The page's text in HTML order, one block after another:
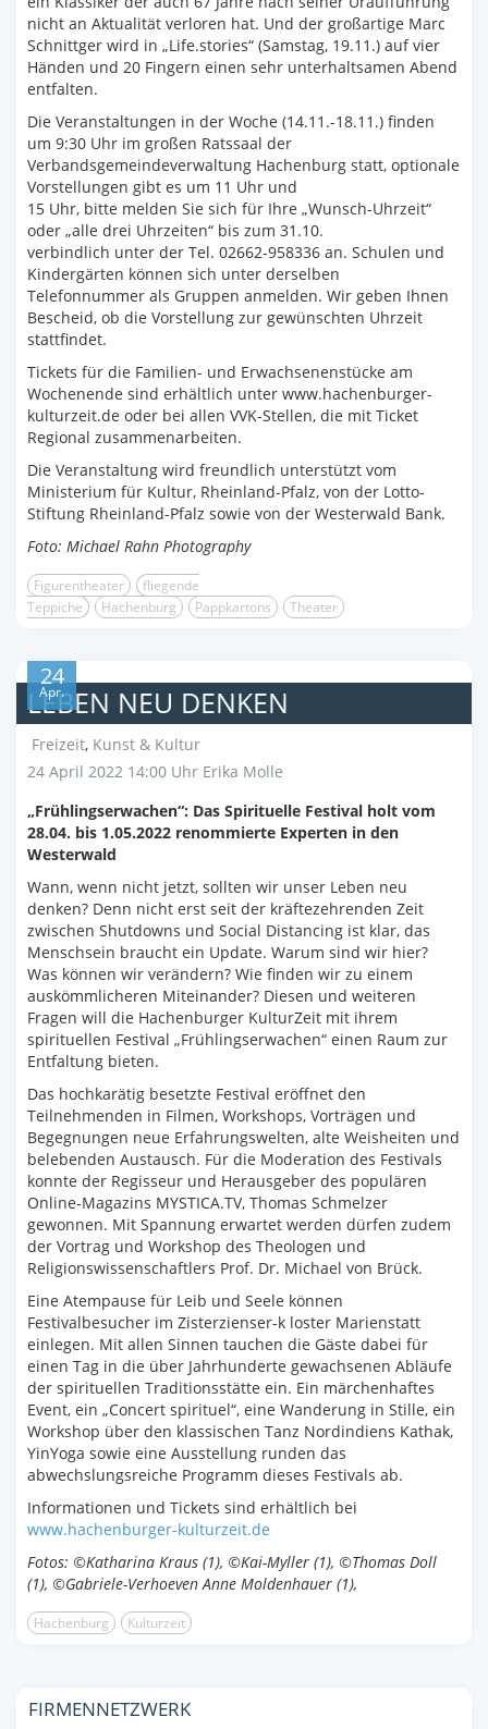
nicht an Aktualität verloren hat. Und der großartige Marc
Schnittger wird in „Life.stories“ (Samstag, 19.11.) auf vier
Händen und 20 Fingern einen sehr unterhaltsamen Abend
entfalten.
Die Veranstaltungen in der Woche (14.11.-18.11.) finden
um 9:30 Uhr im großen Ratssaal der
Verbandsgemeindeverwaltung Hachenburg statt, optionale
Vorstellungen gibt es um 11 Uhr und
15 Uhr, bitte melden Sie sich für Ihre „Wunsch-Uhrzeit“
oder „alle drei Uhrzeiten“ bis zum 31.10.
verbindlich unter der Tel. 02662-958336 an. Schulen und
Kindergärten können sich unter derselben
Telefonnummer als Gruppen anmelden. Wir geben Ihnen
Bescheid, ob die Vorstellung zur gewünschten Uhrzeit
stattfindet.
Tickets für die Familien- und Erwachsenenstücke am
Wochenende sind erhältlich unter www.hachenburger-
kulturzeit.de oder bei allen VVK-Stellen, die mit Ticket
Regional zusammenarbeiten.
Die Veranstaltung wird freundlich unterstützt vom
Ministerium für Kultur, Rheinland-Pfalz, von der Lotto-
Stiftung Rheinland-Pfalz sowie von der Westerwald Bank.
Foto: Michael Rahn Photography
Figurentheater
fliegende
Teppiche
Hachenburg Pappkartons Theater
24
Apr.
LEBEN NEU DENKEN
Freizeit, Kunst & Kultur
24 April 2022 14:00 Uhr Erika Molle
„Frühlingserwachen“: Das Spirituelle Festival holt vom
28.04. bis 1.05.2022 renommierte Experten in den
Westerwald
Wann, wenn nicht jetzt, sollten wir unser Leben neu
denken? Denn nicht erst seit der kräftezehrenden Zeit
zwischen Shutdowns und Social Distancing ist klar, das
Menschsein braucht ein Update. Warum sind wir hier?
Was können wir verändern? Wie finden wir zu einem
auskömmlicheren Miteinander? Diesen und weiteren
Fragen will die Hachenburger KulturZeit mit ihrem
spirituellen Festival „Frühlingserwachen“ einen Raum zur
Entfaltung bieten.
Das hochkarätig besetzte Festival eröffnet den
Teilnehmenden in Filmen, Workshops, Vorträgen und
Begegnungen neue Erfahrungswelten, alte Weisheiten und
belebenden Austausch. Für die Moderation des Festivals
konnte der Regisseur und Herausgeber des populären
Online-Magazins MYSTICA.TV, Thomas Schmelzer
gewonnen. Mit Spannung erwartet werden dürfen zudem
der Vortrag und Workshop des Theologen und
Religionswissenschaftlers Prof. Dr. Michael von Brück.
Eine Atempause für Leib und Seele können
Festivalbesucher im Zisterzienser-k loster Marienstatt
einlegen. Mit allen Sinnen tauchen die Gäste dabei für
einen Tag in die über Jahrhunderte gewachsenen Abläufe
der spirituellen Traditionsstätte ein. Ein märchenhaftes
Event, ein „Concert spirituel“, eine Wanderung in Stille, ein
Workshop über den klassischen Tanz Nordindiens Kathak,
YinYoga sowie eine Ausstellung runden das
abwechslungsreiche Programm dieses Festivals ab.
Informationen und Tickets sind erhältlich bei
www.hachenburger-kulturzeit.de
Fotos: ©Katharina Kraus (1), ©Kai-Myller (1), ©Thomas Doll
(1), ©Gabriele-Verhoeven Anne Moldenhauer (1),
Hachenburg Kulturzeit
FIRMENNETZWERK